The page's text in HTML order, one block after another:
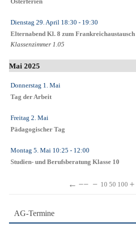
Osterferien
Dienstag 29. April 18:30 - 19:30
Elternabend Kl. 8 zum Frankreichaustausch
Klassenzimmer 1.05
Mai 2025
Donnerstag 1. Mai
Tag der Arbeit
Freitag 2. Mai
Pädagogischer Tag
Montag 5. Mai 10:25 - 12:00
Studien- und Berufsberatung Klasse 10
← −− − 10 50 100 +
AG-Termine